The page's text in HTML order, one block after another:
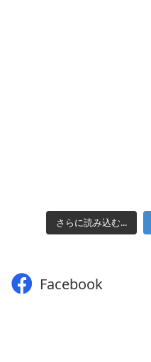
さらに読み込む...
Facebook